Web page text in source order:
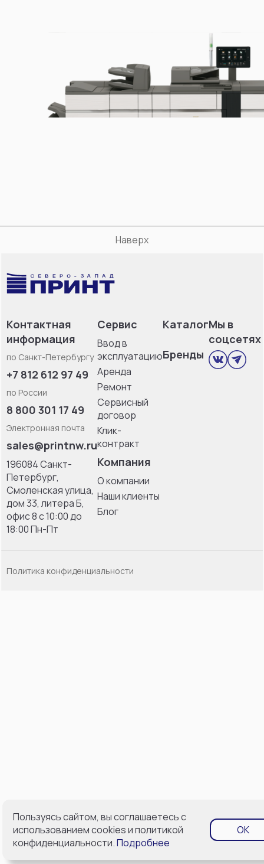
Наверх
Контактная
информация
по Санкт-Петербургу
+7 812 612 97 49
по России
8 800 301 17 49
Электронная почта
sales@printnw.ru
196084 Санкт-
Петербург,
Смоленская улица,
дом 33, литерa Б,
офис 8 с 10:00 до
18:00 Пн-Пт
Сервис
Ввод в
эксплуатацию
Аренда
Ремонт
Сервисный
договор
Клик-
контракт
Компания
О компании
Наши клиенты
Блог
Каталог
Бренды
Мы в
соцсетях
Политика конфиденциальности
Пользуясь сайтом, вы соглашаетесь с
использованием cookies и политикой
конфиденциальности.Подробнее
OK